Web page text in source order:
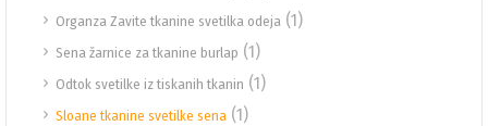
Organza Zavite tkanine svetilka odeja (1)
Sena žarnice za tkanine burlap (1)
Odtok svetilke iz tiskanih tkanin (1)
Sloane tkanine svetilke sena (1)